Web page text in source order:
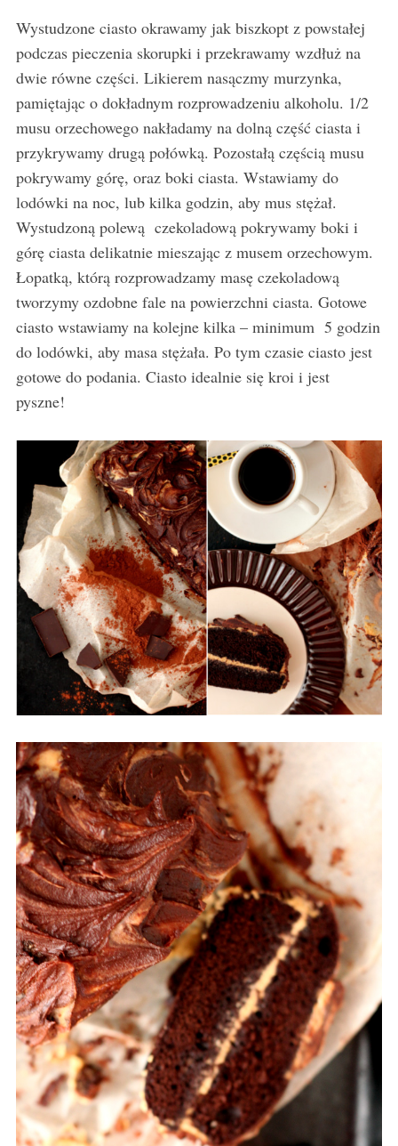
Wystudzone ciasto okrawamy jak biszkopt z powstałej
podczas pieczenia skorupki i przekrawamy wzdłuż na
dwie równe części. Likierem nasączmy murzynka,
pamiętając o dokładnym rozprowadzeniu alkoholu. 1/2
musu orzechowego nakładamy na dolną część ciasta i
przykrywamy drugą połówką. Pozostałą częścią musu
pokrywamy górę, oraz boki ciasta. Wstawiamy do
lodówki na noc, lub kilka godzin, aby mus stężał.
Wystudzoną polewą czekoladową pokrywamy boki i
górę ciasta delikatnie mieszając z musem orzechowym.
Łopatką, którą rozprowadzamy masę czekoladową
tworzymy ozdobne fale na powierzchni ciasta. Gotowe
ciasto wstawiamy na kolejne kilka – minimum 5 godzin
do lodówki, aby masa stężała. Po tym czasie ciasto jest
gotowe do podania. Ciasto idealnie się kroi i jest
pyszne!